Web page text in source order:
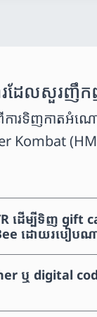
ែលសួរញឹក
ារទិញកាតអំណ
Kombat
ដើម្បីទិញ gift
ដោយរបៀបណ
ឬ digital